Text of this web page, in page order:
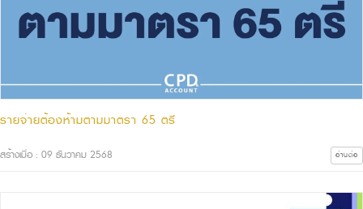
รายจ่ายต้องห้ามตามมาตรา 65 ตรี
สร้างเมื่อ : 09 ธันวาคม 2568 อ่านต่อ